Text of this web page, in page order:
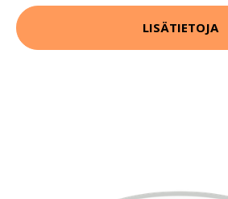
LISÄTIETOJA